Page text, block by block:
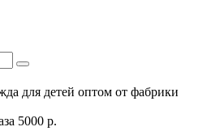
для детей оптом от фабрики
5000 р.